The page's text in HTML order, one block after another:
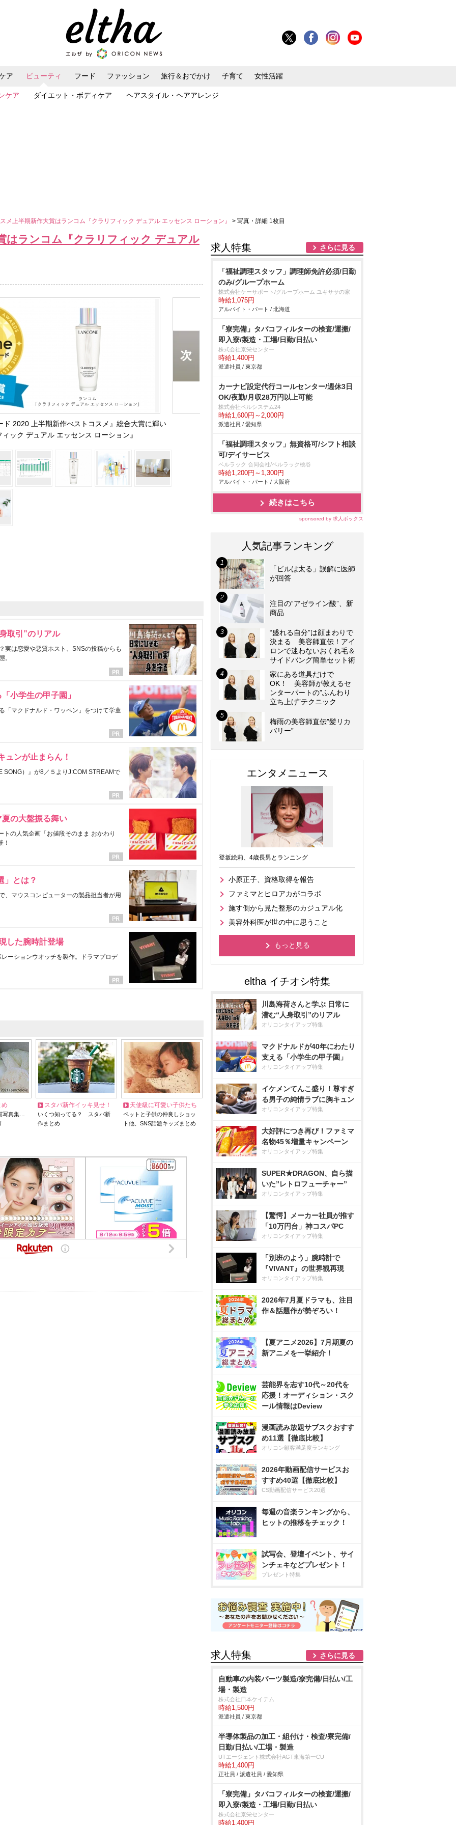
ア ビューティ
ケア ダイエット・ボディケア ヘアスタイル・ヘアアレンジ
フード ファッション 旅行＆おでかけ 子育て 女性活躍
メ上半期新作大賞はランコム『クラリフィック デュアル エッセンス ローション』 > 写真・詳細 1枚目
はランコム『クラリフィック デュアル
2020 上半期新作べストコスメ』総合大賞に輝い
ック デュアル エッセンス ローション』
取引”のリアル
実は恋愛や悪質ホスト、SNSの投稿からも
。
小学生の甲子園」
「マクドナルド・ワッペン」をつけて学童
ュンが止まらん！
SONG）』が8／５よりJ:COM STREAMで
の大盤振る舞い
の人気企画「お値段そのまま おかわり
！
」とは？
、マウスコンピューターの製品担当者が用
した腕時計登場
ーションウオッチを製作。ドラマプロデ
め
写真集…
スタバ新作イッキ見せ！
いくつ知ってる？ スタバ新
作まとめ
天使級に可愛い子供たち
ペットと子供の仲良しショッ
ト他、SNS話題キッズまとめ
求人特集 さらに見る
「福祉調理スタッフ」調理師免許必須/日勤
のみ/グループホーム
株式会社ケーサポート/グループホーム ユキササの家
時給1,075円
アルバイト・パート / 北海道
「寮完備」タバコフィルターの検査/運搬/
即入寮/製造・工場/日勤/日払い
株式会社京栄センター
時給1,400円
派遣社員 / 東京都
カーナビ設定代行コールセンター/週休3日
OK/夜勤/月収28万円以上可能
株式会社ベルシステム24
時給1,600円～2,000円
派遣社員 / 愛知県
「福祉調理スタッフ」無資格可/シフト相談
可/デイサービス
ベルラック 合同会社/ベルラック桃谷
時給1,200円～1,300円
アルバイト・パート / 大阪府
続きはこちら
sponsored by 求人ボックス
人気記事ランキング
「ピルは太る」誤解に医師
が回答
注目の“アゼライン酸”、新
商品
“盛れる自分”は顔まわりで
決まる 美容師直伝！アイ
ロンで迷わないおくれ毛＆
サイドバング簡単セット術
家にある道具だけで
OK！ 美容師が教えるセ
ンターパートの”ふんわり
立ち上げ”テクニック
梅雨の美容師直伝”髪リカ
バリー”
エンタメニュース
登坂絵莉、4歳長男とランニング
小原正子、資格取得を報告
ファミマとヒロアカがコラボ
施す側から見た整形のカジュアル化
美容外科医が世の中に思うこと
もっと見る
川島海荷さんと学ぶ 日常に
潜む“人身取引”のリアル
オリコンタイアップ特集
マクドナルドが40年にわたり
支える「小学生の甲子園」
オリコンタイアップ特集
イケメンてんこ盛り！尊すぎ
る男子の純情ラブに胸キュン
オリコンタイアップ特集
大好評につき再び！ファミマ
名物45％増量キャンペーン
オリコンタイアップ特集
SUPER★DRAGON、自ら描
いた”レトロフューチャー”
オリコンタイアップ特集
【驚愕】メーカー社員が推す
「10万円台」神コスパPC
オリコンタイアップ特集
「別班のよう」腕時計で
『VIVANT』の世界観再現
オリコンタイアップ特集
2026年7月夏ドラマも、注目
作＆話題作が勢ぞろい！
【夏アニメ2026】7月期夏の
新アニメを一挙紹介！
芸能界を志す10代～20代を
応援！オーディション・スク
ール情報はDeview
漫画読み放題サブスクおすす
め11選【徹底比較】
オリコン顧客満足度ランキング
2026年動画配信サービスお
すすめ40選【徹底比較】
CS動画配信サービス20選
毎週の音楽ランキングから、
ヒットの推移をチェック！
試写会、登壇イベント、サイ
ンチェキなどプレゼント！
プレゼント特集
求人特集 さらに見る
自動車の内装パーツ製造/寮完備/日払い/工
場・製造
株式会社日本ケイテム
時給1,500円
派遣社員 / 東京都
半導体製品の加工・組付け・検査/寮完備/
日勤/日払い/工場・製造
UTエージェント株式会社AGT東海第一CU
時給1,400円
正社員 / 派遣社員 / 愛知県
「寮完備」タバコフィルターの検査/運搬/
即入寮/製造・工場/日勤/日払い
株式会社京栄センター
時給1,400円